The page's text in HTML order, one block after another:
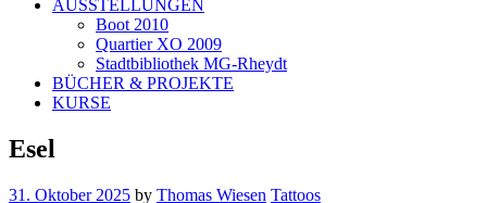
AUSSTELLUNGEN
Boot 2010
Quartier XO 2009
Stadtbibliothek MG-Rheydt
BÜCHER & PROJEKTE
KURSE
Esel
31. Oktober 2025 by Thomas Wiesen Tattoos